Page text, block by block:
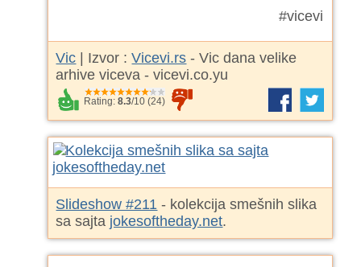
#vicevi
Vic | Izvor :Vicevi.rs - Vic dana velike
arhive viceva - vicevi.co.yu
Rating:8.3/10 (24)
Slideshow #211 - kolekcija smešnih slika
sa sajta jokesoftheday.net.